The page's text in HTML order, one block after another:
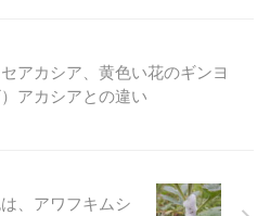
アカシア、黄色い花のギンヨ
アカシアとの違い
、アワフキムシ